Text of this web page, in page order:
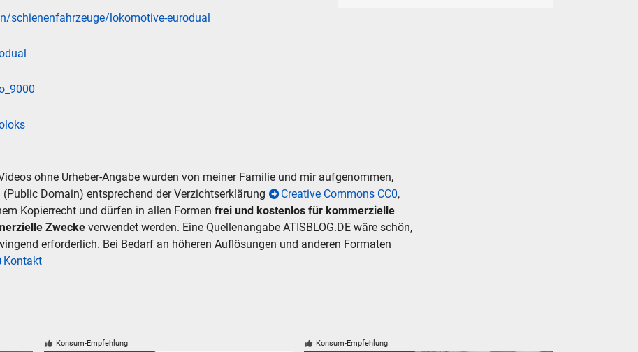
schienenfahrzeuge/lokomotive-eurodual
ohne Urheber-Angabe wurden von meiner Familie und mir aufgenommen,
Domain) entsprechend der Verzichtserklärung
Creative Commons CC0,
Kopierrecht und dürfen in allen Formen frei und kostenlos für kommerzielle
Zweckeverwendet werden. Eine Quellenangabe ATISBLOG.DE wäre schön,
erforderlich. Bei Bedarf an höheren Auflösungen und anderen Formaten
Kontakt
Konsum-Empfehlung Konsum-Empfehlung